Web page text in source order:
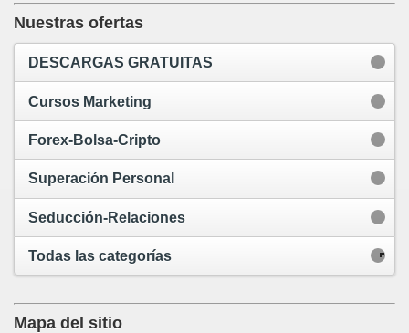
Nuestras ofertas
DESCARGAS GRATUITAS
Cursos Marketing
Forex-Bolsa-Cripto
Superación Personal
Seducción-Relaciones
Todas las categorías
Mapa del sitio